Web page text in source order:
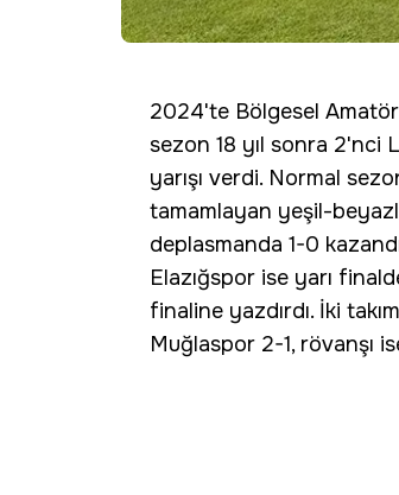
2024'te Bölgesel
sezon 18 yıl sonra 2'nci
yarışı verdi. Normal
tamamlayan yeşil-
deplasmanda 1-0
Elazığspor ise yarı
finaline yazdırdı. İki
Muğlaspor 2-1, rövanşı